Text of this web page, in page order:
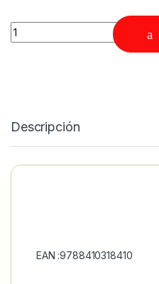
Quantity
Descripción
EAN :9788410318410